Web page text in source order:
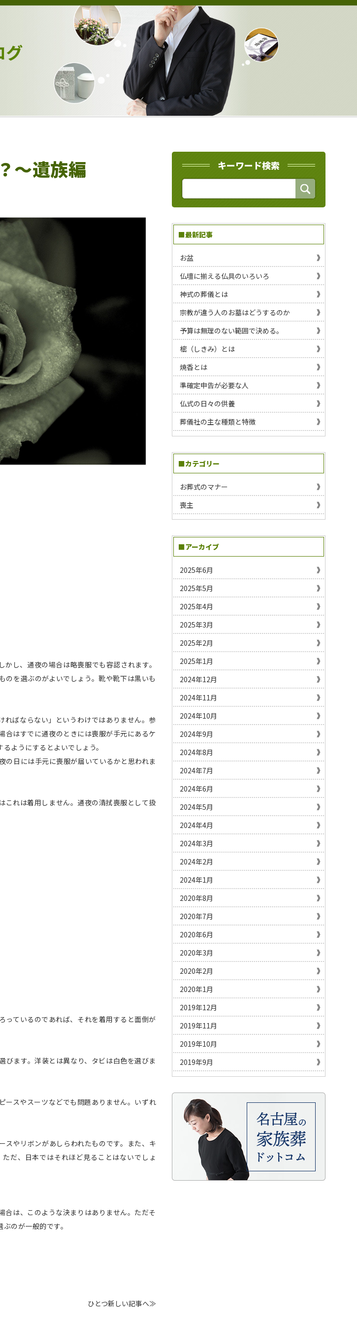
～遺族編
し、通夜の場合は略喪服でも容認されます。
を選ぶのがよいでしょう。靴や靴下は黒いも
ればならない」というわけではありません。参
はすでに通夜のときには喪服が手元にあるケ
ようにするとよいでしょう。
日には手元に喪服が届いているかと思われま
これは着用しません。通夜の清拭喪服として扱
っているのであれば、それを着用すると面倒が
ます。洋装とは異なり、タビは白色を選びま
ースやスーツなどでも問題ありません。いずれ
スやリボンがあしらわれたものです。また、キ
だ、日本ではそれほど見ることはないでしょ
合は、このような決まりはありません。ただそ
のが一般的です。
ひとつ新しい記事へ≫
キーワード検索
■最新記事
お盆
仏壇に揃える仏具のいろいろ
神式の葬儀とは
宗教が違う人のお墓はどうするのか
予算は無理のない範囲で決める。
樒（しきみ）とは
焼香とは
準確定申告が必要な人
仏式の日々の供養
葬儀社の主な種類と特徴
■カテゴリー
お葬式のマナー
喪主
■アーカイブ
2025年6月
2025年5月
2025年4月
2025年3月
2025年2月
2025年1月
2024年12月
2024年11月
2024年10月
2024年9月
2024年8月
2024年7月
2024年6月
2024年5月
2024年4月
2024年3月
2024年2月
2024年1月
2020年8月
2020年7月
2020年6月
2020年3月
2020年2月
2020年1月
2019年12月
2019年11月
2019年10月
2019年9月